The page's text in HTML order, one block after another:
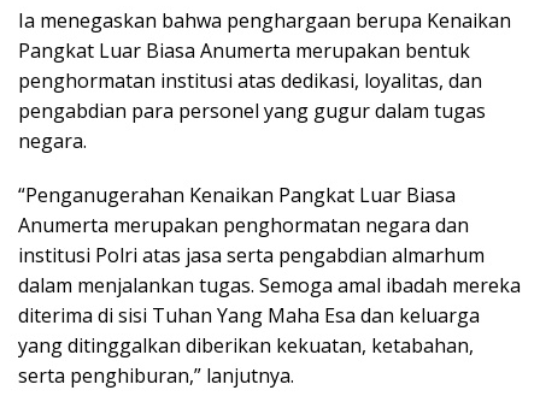
Ia menegaskan bahwa penghargaan berupa Kenaikan
Pangkat Luar Biasa Anumerta merupakan bentuk
penghormatan institusi atas dedikasi, loyalitas, dan
pengabdian para personel yang gugur dalam tugas
negara.
“Penganugerahan Kenaikan Pangkat Luar Biasa
Anumerta merupakan penghormatan negara dan
institusi Polri atas jasa serta pengabdian almarhum
dalam menjalankan tugas. Semoga amal ibadah mereka
diterima di sisi Tuhan Yang Maha Esa dan keluarga
yang ditinggalkan diberikan kekuatan, ketabahan,
serta penghiburan,” lanjutnya.